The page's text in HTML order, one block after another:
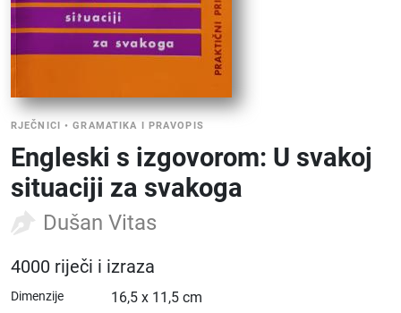
RJEČNICI •GRAMATIKA I PRAVOPIS
Engleski s izgovorom: U svakoj
situaciji za svakoga
Dušan Vitas
4000 riječi i izraza
Dimenzije 16,5 x 11,5 cm